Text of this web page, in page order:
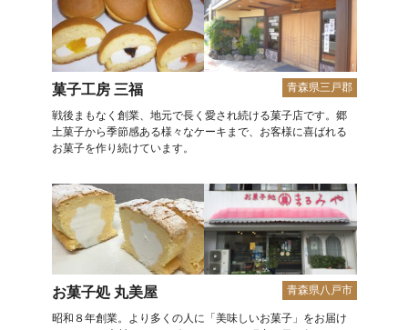
菓子工房 三福 青森県三戸郡
戦後まもなく創業、地元で長く愛され続ける菓子店です。郷
土菓子から季節感ある様々なケーキまで、お客様に喜ばれる
お菓子を作り続けています。
お菓子処 丸美屋 青森県八戸市
昭和８年創業。より多くの人に「美味しいお菓子」をお届け